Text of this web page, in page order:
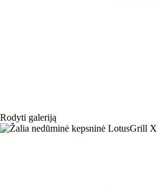
Rodyti galeriją